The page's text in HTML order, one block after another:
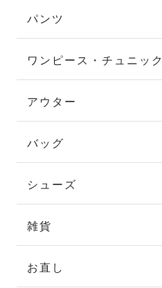
パンツ
ワンピース・チュニック
アウター
バッグ
シューズ
雑貨
お直し